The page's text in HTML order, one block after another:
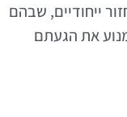
ייחודיים, שבהם
את הגעתם